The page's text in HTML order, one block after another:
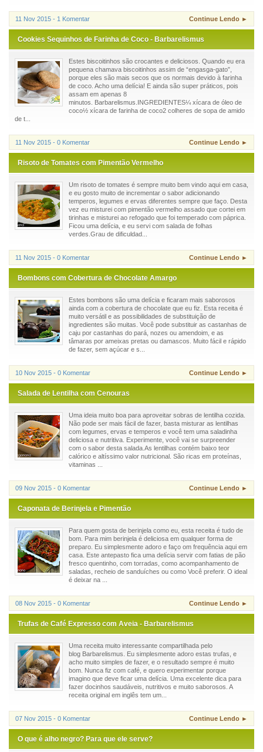
11 Nov 2015 - 1 Komentar Continue Lendo ►
Cookies Sequinhos de Farinha de Coco - Barbarelismus
Estes biscoitinhos são crocantes e deliciosos. Quando eu era
pequena chamava biscoitinhos assim de “engasga-gato”,
porque eles são mais secos que os normais devido à farinha
de coco. Acho uma delícia! E ainda são super práticos, pois
assam em apenas 8
minutos. Barbarelismus.INGREDIENTES¼ xícara de óleo de
coco½ xícara de farinha de coco2 colheres de sopa de amido
de t...
11 Nov 2015 - 0 Komentar Continue Lendo ►
Risoto de Tomates com Pimentão Vermelho
Um risoto de tomates é sempre muito bem vindo aqui em casa,
e eu gosto muito de incrementar o sabor adicionando
temperos, legumes e ervas diferentes sempre que faço. Desta
vez eu misturei com pimentão vermelho assado que cortei em
tirinhas e misturei ao refogado que foi temperado com páprica.
Ficou uma delícia, e eu servi com salada de folhas
verdes.Grau de dificuldad...
11 Nov 2015 - 0 Komentar Continue Lendo ►
Bombons com Cobertura de Chocolate Amargo
Estes bombons são uma delícia e ficaram mais saborosos
ainda com a cobertura de chocolate que eu fiz. Esta receita é
muito versátil e as possibilidades de substituição de
ingredientes são muitas. Você pode substituir as castanhas de
caju por castanhas do pará, nozes ou amendoim, e as
tâmaras por ameixas pretas ou damascos. Muito fácil e rápido
de fazer, sem açúcar e s...
10 Nov 2015 - 0 Komentar Continue Lendo ►
Salada de Lentilha com Cenouras
Uma ideia muito boa para aproveitar sobras de lentilha cozida.
Não pode ser mais fácil de fazer, basta misturar as lentilhas
com legumes, ervas e temperos e você tem uma saladinha
deliciosa e nutritiva. Experimente, você vai se surpreender
com o sabor desta salada.As lentilhas contém baixo teor
calórico e altíssimo valor nutricional. São ricas em proteínas,
vitaminas ...
09 Nov 2015 - 0 Komentar Continue Lendo ►
Caponata de Berinjela e Pimentão
Para quem gosta de berinjela como eu, esta receita é tudo de
bom. Para mim berinjela é deliciosa em qualquer forma de
preparo. Eu simplesmente adoro e faço om frequência aqui em
casa. Este antepasto fica uma delícia servir com fatias de pão
fresco quentinho, com torradas, como acompanhamento de
saladas, recheio de sanduíches ou como Você preferir. O ideal
é deixar na ...
08 Nov 2015 - 0 Komentar Continue Lendo ►
Trufas de Café Expresso com Aveia - Barbarelismus
Uma receita muito interessante compartilhada pelo
blog Barbarelismus. Eu simplesmente adoro estas trufas, e
acho muito simples de fazer, e o resultado sempre é muito
bom. Nunca fiz com café, e quero experimentar porque
imagino que deve ficar uma delícia. Uma excelente dica para
fazer docinhos saudáveis, nutritivos e muito saborosos. A
receita original em inglês tem um...
07 Nov 2015 - 0 Komentar Continue Lendo ►
O que é alho negro? Para que ele serve?